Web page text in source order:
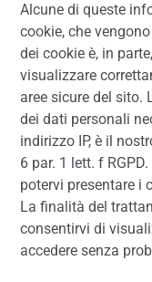
Alcune di queste
cookie, che
dei cookie è, in
visualizzare
aree sicure del sito.
dei dati personali
indirizzo IP, è il
6 par. 1 lett. f
potervi presentare i
La finalità del
consentirvi di
accedere senza